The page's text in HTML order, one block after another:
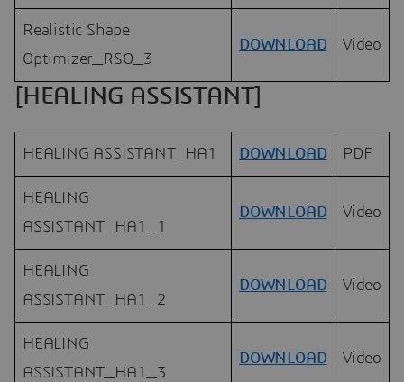
Realistic Shape
Optimizer_RSO_3
DOWNLOAD Video
[HEALING ASSISTANT]
HEALING ASSISTANT_HA1 DOWNLOAD PDF
HEALING
ASSISTANT_HA1_1
DOWNLOAD Video
HEALING
ASSISTANT_HA1_2
DOWNLOAD Video
HEALING
ASSISTANT_HA1_3
DOWNLOAD Video